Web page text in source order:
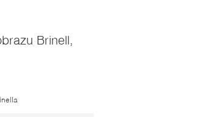
Brinell,